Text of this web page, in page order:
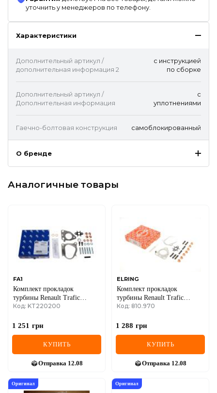
уточнить у менеджеров по телефону.
Характеристики
Дополнительный артикул /
дополнительная информация 2
с инструкцией
по сборке
Дополнительный артикул /
Дополнительная информация
с
уплотнениями
Гаечно-болтовая конструкция самоблокированный
О бренде
Аналогичные товары
FA1
Комплект прокладок
турбины Renault Trafic
2.0DCI 06-
Код: KT220200
1 251 грн
КУПИТЬ
Отправка 12.08
ELRING
Комплект прокладок
турбины Renault Trafic
2.0DCI 06-
Код: 810.970
1 288 грн
КУПИТЬ
Отправка 12.08
Оригинал Оригинал